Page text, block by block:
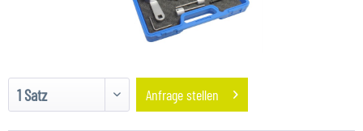
Anfrage stellen